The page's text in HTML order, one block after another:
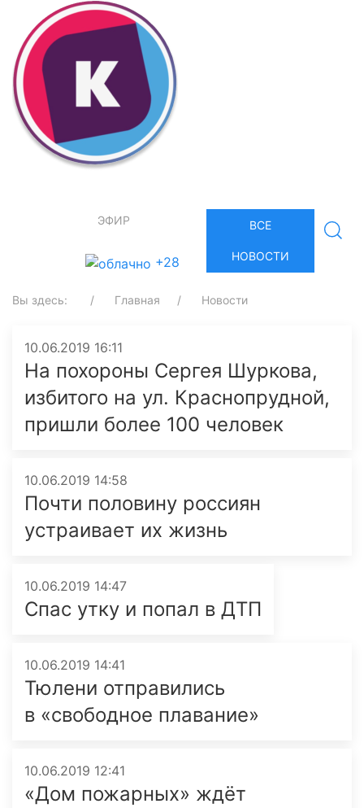
ЭФИР
+28
ВСЕ
НОВОСТИ
Вы здесь: Главная Новости
10.06.2019 16:11
На похороны Сергея Шуркова,
избитого на ул. Краснопрудной,
пришли более 100 человек
10.06.2019 14:58
Почти половину россиян
устраивает их жизнь
10.06.2019 14:47
Спас утку и попал в ДТП
10.06.2019 14:41
Тюлени отправились
в «свободное плавание»
10.06.2019 12:41
«Дом пожарных» ждёт